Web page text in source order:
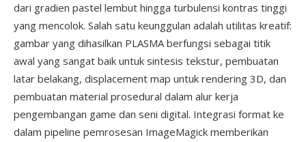
dari gradien pastel lembut hingga turbulensi kontras tinggi
yang mencolok. Salah satu keunggulan adalah utilitas kreatif:
gambar yang dihasilkan PLASMA berfungsi sebagai titik
awal yang sangat baik untuk sintesis tekstur, pembuatan
latar belakang, displacement map untuk rendering 3D, dan
pembuatan material prosedural dalam alur kerja
pengembangan game dan seni digital. Integrasi format ke
dalam pipeline pemrosesan ImageMagick memberikan